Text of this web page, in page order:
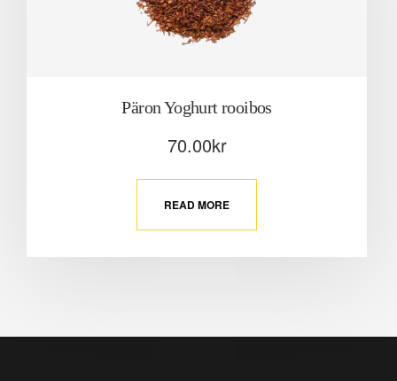
Päron Yoghurt rooibos
70.00kr
READ MORE